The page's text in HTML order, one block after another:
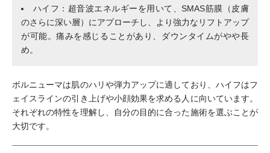
ハイフ：超音波エネルギーを用いて、SMAS筋膜（皮膚
のさらに深い層）にアプローチし、より強力なリフトアップ
が可能。痛みを感じることがあり、ダウンタイムがやや長
め。
ボルニューマは肌のハリや弾力アップに適しており、ハイフはフ
ェイスラインの引き上げや小顔効果を求める人に向いています。
それぞれの特性を理解し、自分の目的に合った施術を選ぶことが
大切です。